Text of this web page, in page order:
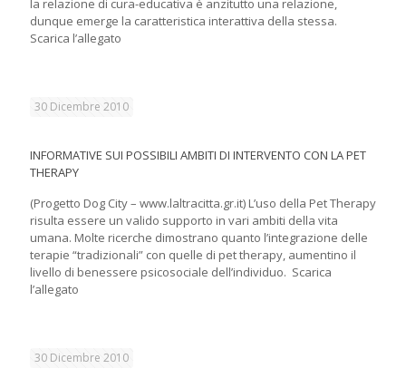
la relazione di cura-educativa è anzitutto una relazione,
dunque emerge la caratteristica interattiva della stessa.
Scarica l’allegato
30 Dicembre 2010
INFORMATIVE SUI POSSIBILI AMBITI DI INTERVENTO CON LA PET
THERAPY
(Progetto Dog City – www.laltracitta.gr.it) L’uso della Pet Therapy
risulta essere un valido supporto in vari ambiti della vita
umana. Molte ricerche dimostrano quanto l’integrazione delle
terapie “tradizionali” con quelle di pet therapy, aumentino il
livello di benessere psicosociale dell’individuo. Scarica
l’allegato
30 Dicembre 2010